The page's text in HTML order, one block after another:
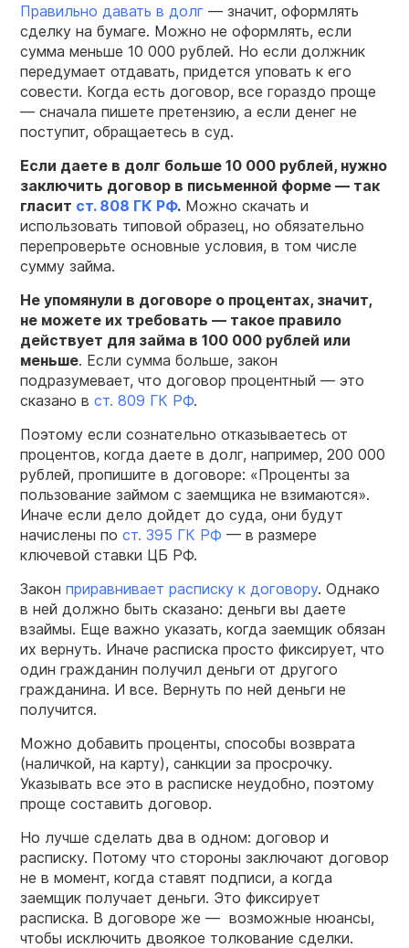
Правильно давать в долг — значит, оформлять
сделку на бумаге. Можно не оформлять, если
сумма меньше 10 000 рублей. Но если должник
передумает отдавать, придется уповать к его
совести. Когда есть договор, все гораздо проще
— сначала пишете претензию, а если денег не
поступит, обращаетесь в суд.
Если даете в долг больше 10 000 рублей, нужно
заключить договор в письменной форме — так
гласит ст. 808 ГК РФ. Можно скачать и
использовать типовой образец, но обязательно
перепроверьте основные условия, в том числе
сумму займа.
Не упомянули в договоре о процентах, значит,
не можете их требовать — такое правило
действует для займа в 100 000 рублей или
меньше. Если сумма больше, закон
подразумевает, что договор процентный — это
сказано в ст. 809 ГК РФ.
Поэтому если сознательно отказываетесь от
процентов, когда даете в долг, например, 200 000
рублей, пропишите в договоре: «Проценты за
пользование займом с заемщика не взимаются».
Иначе если дело дойдет до суда, они будут
начислены по ст. 395 ГК РФ — в размере
ключевой ставки ЦБ РФ.
Закон приравнивает расписку к договору. Однако
в ней должно быть сказано: деньги вы даете
взаймы. Еще важно указать, когда заемщик обязан
их вернуть. Иначе расписка просто фиксирует, что
один гражданин получил деньги от другого
гражданина. И все. Вернуть по ней деньги не
получится.
Можно добавить проценты, способы возврата
(наличкой, на карту), санкции за просрочку.
Указывать все это в расписке неудобно, поэтому
проще составить договор.
Но лучше сделать два в одном: договор и
расписку. Потому что стороны заключают договор
не в момент, когда ставят подписи, а когда
заемщик получает деньги. Это фиксирует
расписка. В договоре же — возможные нюансы,
чтобы исключить двоякое толкование сделки.